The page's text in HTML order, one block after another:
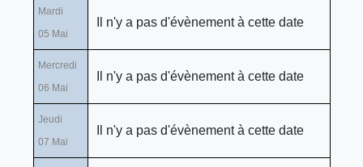
Mardi
05 Mai
Il n'y a pas d'évènement à cette date
Mercredi
06 Mai
Il n'y a pas d'évènement à cette date
Jeudi
07 Mai
Il n'y a pas d'évènement à cette date